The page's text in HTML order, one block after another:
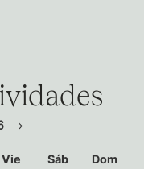
Vie Sáb Dom